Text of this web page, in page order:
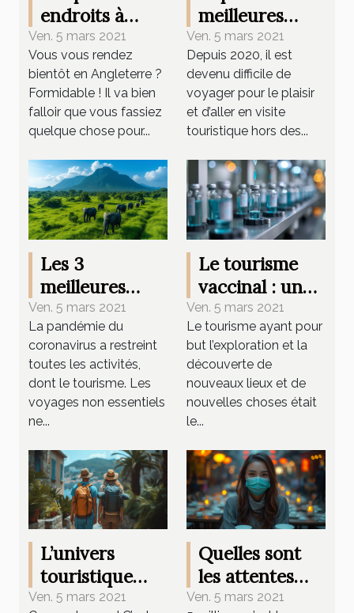
endroits à
visiter en
grande
Bretagne en
2021
Ven. 5 mars 2021
Vous vous rendez
bientôt en Angleterre ?
Formidable ! Il va bien
falloir que vous fassiez
quelque chose pour...
meilleures
destinations de
voyage en 2021
Ven. 5 mars 2021
Depuis 2020, il est
devenu difficile de
voyager pour le plaisir
et d’aller en visite
touristique hors des...
Les 3
meilleures
destinations
pour voyager
en Afrique
après la Covid-
19
Ven. 5 mars 2021
La pandémie du
coronavirus a restreint
toutes les activités,
dont le tourisme. Les
voyages non essentiels
ne...
Le tourisme
vaccinal : une
nouvelle forme
de tourisme
très en vogue
Ven. 5 mars 2021
Le tourisme ayant pour
but l’exploration et la
découverte de
nouveaux lieux et de
nouvelles choses était
le...
L’univers
touristique
s’alarme des
Ven. 5 mars 2021
Quelles sont
les attentes
des touristes
Ven. 5 mars 2021